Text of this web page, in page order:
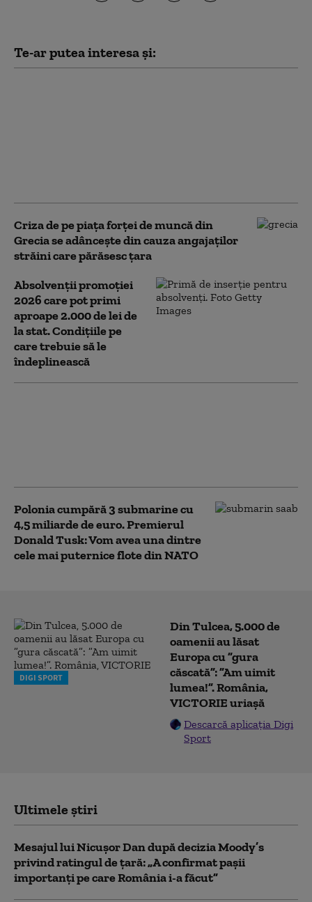
Te-ar putea interesa și:
Criza de pe piaţa forţei de muncă din
Grecia se adâncește din cauza angajaţilor
străini care părăsesc țara
Absolvenții promoției
2026 care pot primi
aproape 2.000 de lei de
la stat. Condițiile pe
care trebuie să le
îndeplinească
Polonia cumpără 3 submarine cu
4,5 miliarde de euro. Premierul
Donald Tusk: Vom avea una dintre
cele mai puternice flote din NATO
DIGI SPORT
Din Tulcea, 5.000 de
oamenii au lăsat
Europa cu ”gura
căscată”: ”Am uimit
lumea!”. România,
VICTORIE uriașă
Descarcă aplicația Digi
Sport
Ultimele știri
Mesajul lui Nicușor Dan după decizia Moody’s
privind ratingul de țară: „A confirmat pașii
importanți pe care România i-a făcut”